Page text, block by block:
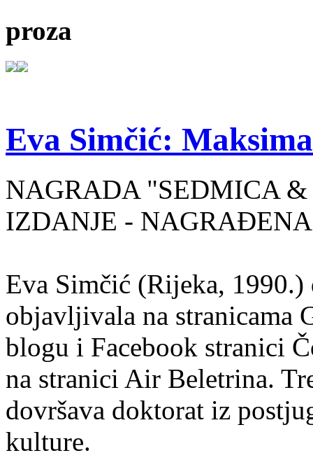
proza
Eva Simčić:
NAGRADA "SEDMICA
IZDANJE -
Eva Simčić (Rijeka, 1990.)
objavljivala na stranicama
blogu i Facebook stranici
na stranici Air Beletrina.
dovršava doktorat iz
kulture.